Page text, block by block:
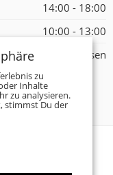
14:00 - 18:00
10:00 - 13:00
Geschlossen
zu
Inhalte
zu analysieren.
stimmst Du der